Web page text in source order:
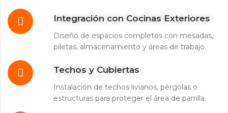
Integración con Cocinas Exteriores
Diseño de espacios completos con mesadas,
piletas, almacenamiento y áreas de trabajo.
Techos y Cubiertas
Instalación de techos livianos, pérgolas o
estructuras para proteger el área de parrilla.